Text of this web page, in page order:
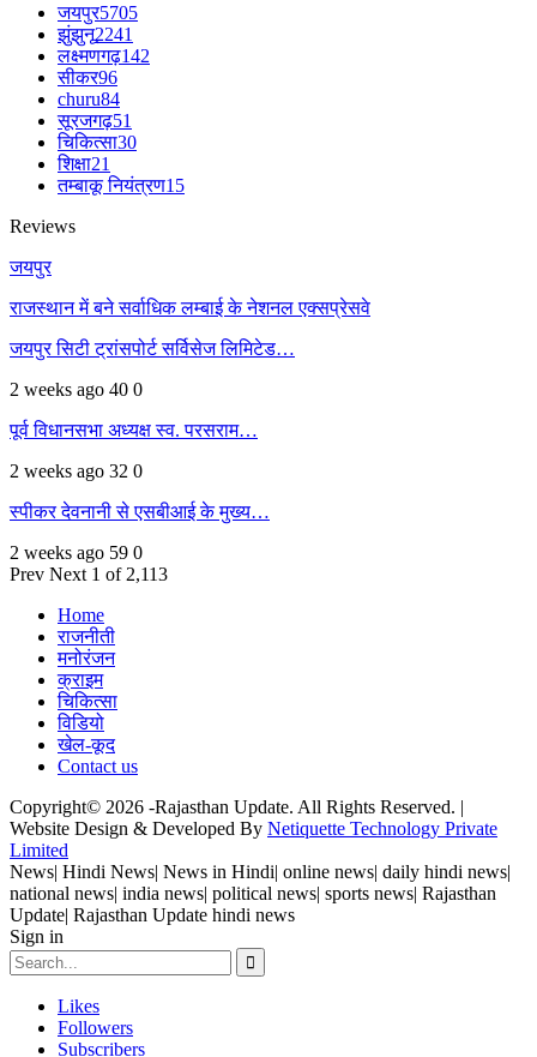
जयपुर5705
झुंझुनू2241
लक्ष्मणगढ़142
सीकर96
churu84
सूरजगढ़51
चिकित्सा30
शिक्षा21
तम्बाकू नियंत्रण15
Reviews
जयपुर
राजस्थान में बने सर्वाधिक लम्बाई के नेशनल एक्सप्रेसवे
जयपुर सिटी ट्रांसपोर्ट सर्विसेज लिमिटेड…
2 weeks ago 40 0
पूर्व विधानसभा अध्यक्ष स्व. परसराम…
2 weeks ago 32 0
स्पीकर देवनानी से एसबीआई के मुख्य…
2 weeks ago 59 0
Prev Next 1 of 2,113
Home
राजनीती
मनोरंजन
क्राइम
चिकित्सा
विडियो
खेल-कूद
Contact us
Copyright© 2026 -Rajasthan Update. All Rights Reserved. |
Website Design & Developed By Netiquette Technology Private
Limited
News| Hindi News| News in Hindi| online news| daily hindi news|
national news| india news| political news| sports news| Rajasthan
Update| Rajasthan Update hindi news
Sign in
Likes
Followers
Subscribers